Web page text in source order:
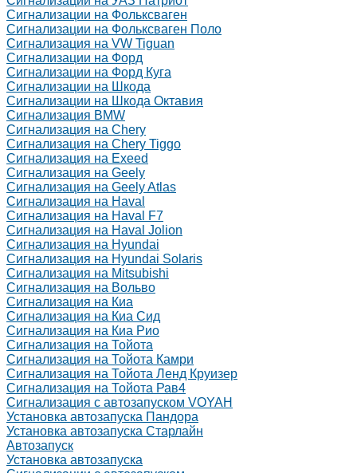
Сигнализации на Фольксваген
Сигнализации на Фольксваген Поло
Сигнализация на VW Tiguan
Сигнализации на Форд
Сигнализации на Форд Куга
Сигнализации на Шкода
Сигнализации на Шкода Октавия
Сигнализация BMW
Сигнализация на Chery
Сигнализация на Chery Tiggo
Сигнализация на Exeed
Сигнализация на Geely
Сигнализация на Geely Atlas
Сигнализация на Haval
Сигнализация на Haval F7
Сигнализация на Haval Jolion
Сигнализация на Hyundai
Сигнализация на Hyundai Solaris
Сигнализация на Mitsubishi
Сигнализация на Вольво
Сигнализация на Киа
Сигнализация на Киа Cид
Сигнализация на Киа Рио
Сигнализация на Тойота
Сигнализация на Тойота Камри
Сигнализация на Тойота Ленд Круизер
Сигнализация на Тойота Рав4
Сигнализация с автозапуском VOYAH
Установка автозапуска Пандора
Установка автозапуска Старлайн
Автозапуск
Установка автозапуска